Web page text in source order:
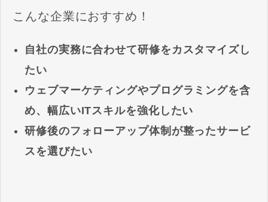
こんな企業におすすめ！
自社の実務に合わせて研修をカスタマイズし
たい
ウェブマーケティングやプログラミングを含
め、幅広いITスキルを強化したい
研修後のフォローアップ体制が整ったサービ
スを選びたい